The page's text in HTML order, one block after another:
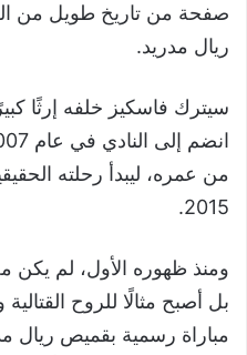
صفحة من تاريخ طويل من
ريال مدريد.
سيترك فاسكيز خلفه إرثًا
من عمره، ليبدأ رحلته
2015
.
ومنذ ظهوره الأول، لم يكن
مباراة رسمية بقميص ريال